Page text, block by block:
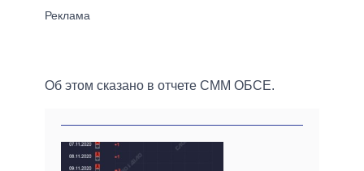
Об этом сказано в отчете СММ ОБСЕ.